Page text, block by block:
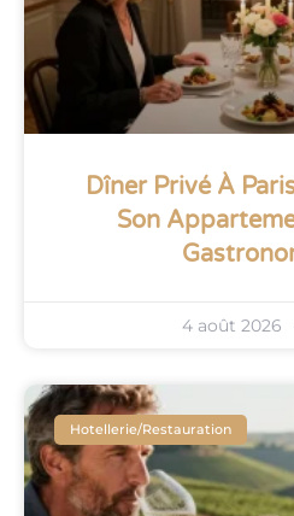
Dîner Privé À
Son
4 août 2026
Hotellerie/restauration